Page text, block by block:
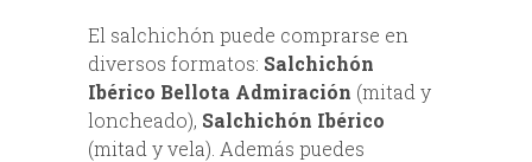
El salchichón puede comprarse en
diversos formatos: Salchichón
Ibérico Bellota Admiración (mitad y
loncheado), Salchichón Ibérico
(mitad y vela). Además puedes